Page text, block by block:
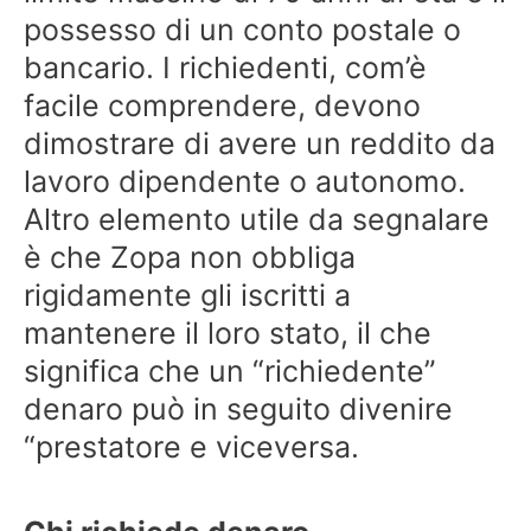
possesso di un conto postale o
bancario. I richiedenti, com’è
facile comprendere, devono
dimostrare di avere un reddito da
lavoro dipendente o autonomo.
Altro elemento utile da segnalare
è che Zopa non obbliga
rigidamente gli iscritti a
mantenere il loro stato, il che
significa che un “richiedente”
denaro può in seguito divenire
“prestatore e viceversa.